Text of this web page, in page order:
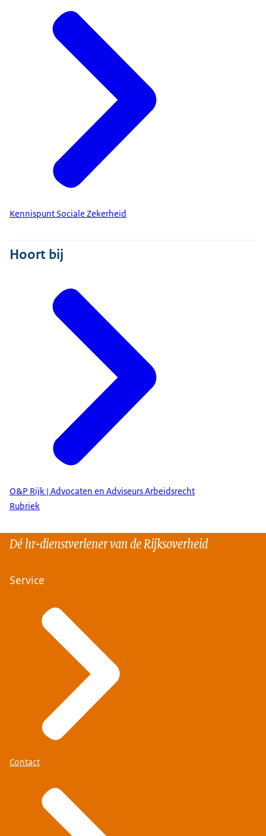
Kennispunt Sociale Zekerheid
Hoort bij
O&P Rijk | Advocaten en Adviseurs Arbeidsrecht
Rubriek
Dé hr-dienstverlener van de Rijksoverheid
Service
Contact